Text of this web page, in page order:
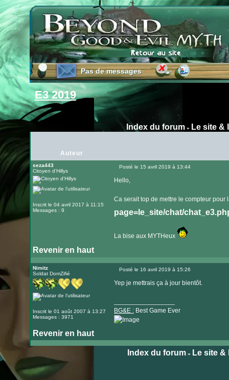
Pas de messages
Pas de messages
E3 2019
Index du forum» Le site &
Auteur
seza443
Citoyen d'Hillys
Inscrit le 04 avril 2017 à 11:15
Messages : 9
Posté le 15 avril 2019 à 13:44
Hello,
Ca serait top de mettre le compteur pour
page=le_site/chat/
La bise aux MYTHeux
Revenir en haut
Nimitz
Soldat DomZifié
Inscrit le 01 août 2007 à 13:27
Messages : 3971
Posté le 16 avril 2019 à 15:26
Yep je mettrais ça à jour bientôt.
BG&E :Best Game Ever
Revenir en haut
Visiter
le
Index du forum» Le site &